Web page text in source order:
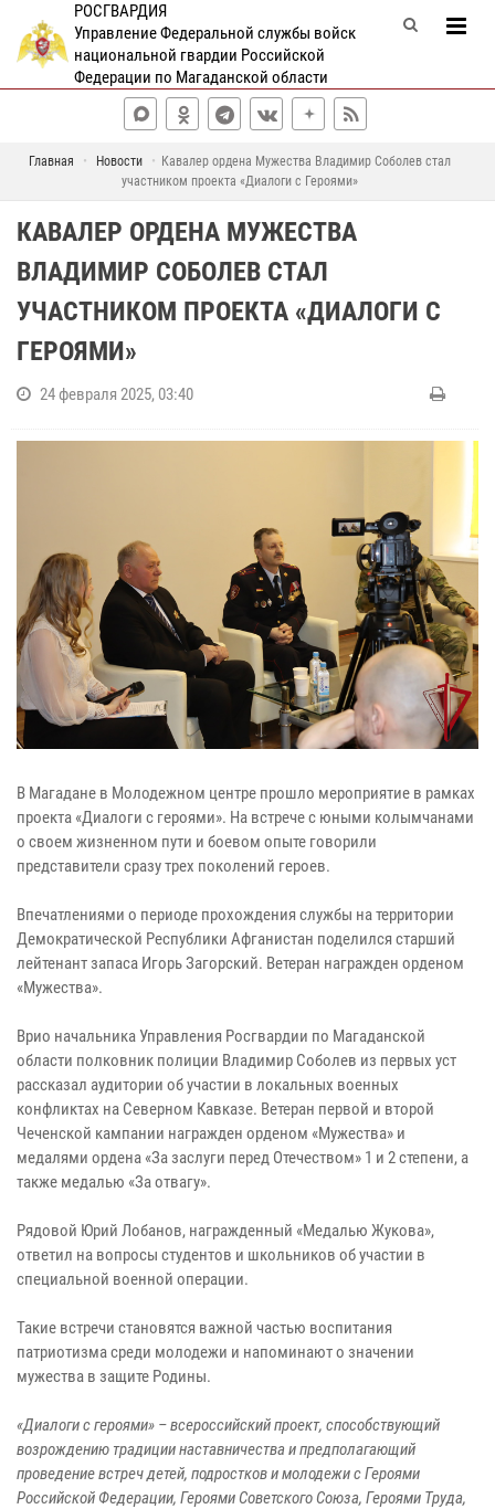
РОСГВАРДИЯ
Управление Федеральной службы войск
национальной гвардии Российской
Федерации по Магаданской области
Главная Новости
Кавалер ордена Мужества Владимир Соболев стал
участником проекта «Диалоги с Героями»
КАВАЛЕР ОРДЕНА МУЖЕСТВА
ВЛАДИМИР СОБОЛЕВ СТАЛ
УЧАСТНИКОМ ПРОЕКТА «ДИАЛОГИ С
ГЕРОЯМИ»
24 февраля 2025, 03:40
В Магадане в Молодежном центре прошло мероприятие в рамках
проекта «Диалоги с героями». На встрече с юными колымчанами
о своем жизненном пути и боевом опыте говорили
представители сразу трех поколений героев.
Впечатлениями о периоде прохождения службы на территории
Демократической Республики Афганистан поделился старший
лейтенант запаса Игорь Загорский. Ветеран награжден орденом
«Мужества».
Врио начальника Управления Росгвардии по Магаданской
области полковник полиции Владимир Соболев из первых уст
рассказал аудитории об участии в локальных военных
конфликтах на Северном Кавказе. Ветеран первой и второй
Чеченской кампании награжден орденом «Мужества» и
медалями ордена «За заслуги перед Отечеством» 1 и 2 степени, а
также медалью «За отвагу».
Рядовой Юрий Лобанов, награжденный «Медалью Жукова»,
ответил на вопросы студентов и школьников об участии в
специальной военной операции.
Такие встречи становятся важной частью воспитания
патриотизма среди молодежи и напоминают о значении
мужества в защите Родины.
«Диалоги с героями» – всероссийский проект, способствующий
возрождению традиции наставничества и предполагающий
проведение встреч детей, подростков и молодежи с Героями
Российской Федерации, Героями Советского Союза, Героями Труда,